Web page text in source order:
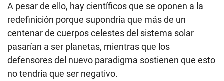
A pesar de ello, hay científicos que se oponen a la
redefinición porque supondría que más de un
centenar de cuerpos celestes del sistema solar
pasarían a ser planetas, mientras que los
defensores del nuevo paradigma sostienen que esto
no tendría que ser negativo.